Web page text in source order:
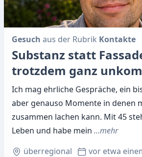
Gesuch aus der Rubrik Kontakte
Substanz statt
trotzdem ganz
Ich mag ehrliche Gespräche, ein
aber genauso Momente in denen
zusammen lachen kann. Mit 45
Leben und habe mein …mehr
überregional
vor etwa